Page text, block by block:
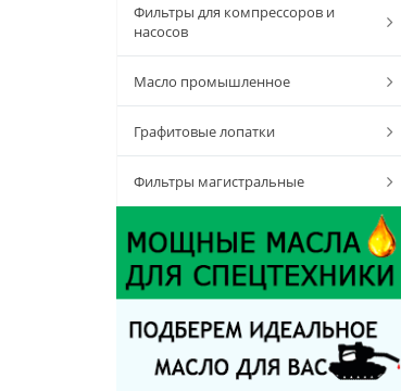
Фильтры для компрессоров и
насосов
Масло промышленное
Графитовые лопатки
Фильтры магистральные